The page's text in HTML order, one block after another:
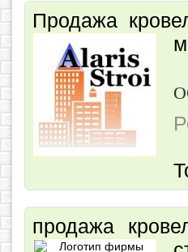
Продажа
продажа